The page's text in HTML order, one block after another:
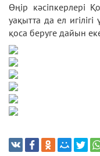
Өңір кәсіпкерлері
уақытта да ел
қоса беруге дайын